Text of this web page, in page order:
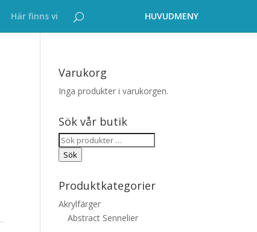
Här finns vi
Varukorg
Inga produkter i varukorgen.
Sök vår butik
Sök
efter:
Sök
Produktkategorier
Akrylfärger
Abstract Sennelier